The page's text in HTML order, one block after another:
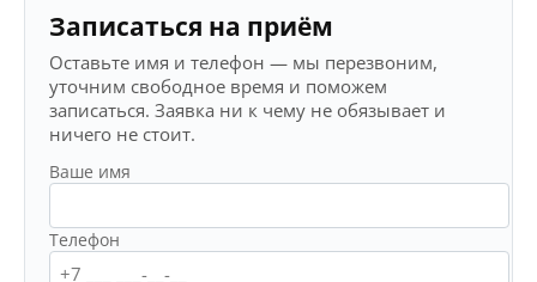
Записаться на приём
Оставьте имя и телефон — мы перезвоним,
уточним свободное время и поможем
записаться. Заявка ни к чему не обязывает и
ничего не стоит.
Ваше имя
Телефон